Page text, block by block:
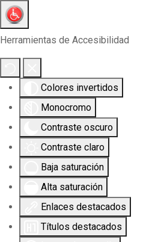
Herramientas de Accesibilidad
Colores invertidos
Monocromo
Contraste oscuro
Contraste claro
Baja saturación
Alta saturación
Enlaces destacados
Títulos destacados